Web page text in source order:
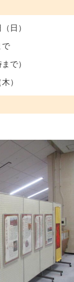
日）
で
で）
）